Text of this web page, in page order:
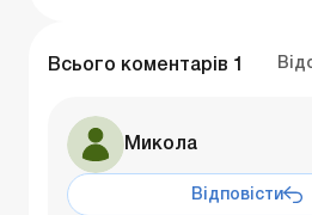
Всього коментарів 1
Микола
Відповісти